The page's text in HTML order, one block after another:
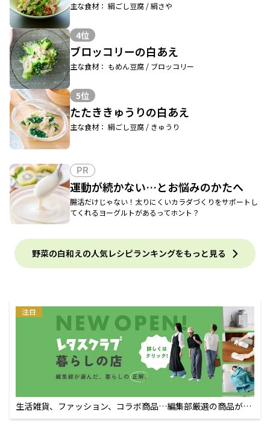
主な食材： 絹ごし豆腐 / 絹さや
4位
ブロッコリーの白あえ
主な食材： もめん豆腐 / ブロッコリー
5位
たたききゅうりの白あえ
主な食材： 絹ごし豆腐 / きゅうり
PR
運動が続かない…とお悩みのかたへ
腸活だけじゃない！太りにくいカラダづくりをサポートし
てくれるヨーグルトがあるってホント？
野菜の白和えの人気レシピランキングをもっと見る
注目
生活雑貨、ファッション、コラボ商品…編集部厳選の商品が買
えるECサイト